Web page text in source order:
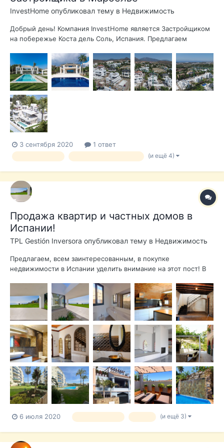
InvestHome опубликовал тему в Недвижимость
Добрый день! Компания InvestHome является Застройщиком
на побережье Коста дель Соль, Испания. Предлагаем
Марбелье и других районах региона. На сегодняшний день у
нас есть виллы, как полностью готовые, так и в процессе
строительства. Ви...
3 сентября 2020 1 ответ
(и ещё 4)
Продажа квартир и частных домов в
Испании!
TPL Gestión Inversora опубликовал тему в Недвижимость
Предлагаем, всем заинтересованным, в покупке
недвижимости в Испании уделить внимание на этот пост! В
Уютная квартира в Эстепоне, Avenida Puerta del Mar, Puerto -
Plaza de Toros. Отличная квартира площадью 75 квадратных
метра, р...
6 июля 2020 (и ещё 3)